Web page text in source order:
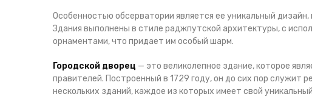
Особенностью обсерватории является ее уникальный
Здания выполнены в стиле раджпутской архитектуры, с
орнаментами, что придает им особый шарм.
Городской дворец — это великолепное здание, которое
правителей. Построенный в 1729 году, он до сих пор служит
нескольких зданий, каждое из которых имеет свой